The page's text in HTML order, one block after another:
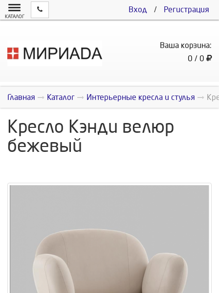
Вход / Регистрация
КАТАЛОГ
Ваша корзина:
0 / 0
Главная Каталог Интерьерные кресла и стулья
Кресло Кэнди велюр
бежевый